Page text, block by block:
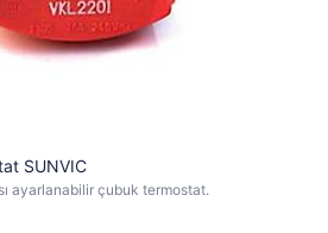
SUNVIC
ayarlanabilir çubuk termostat.